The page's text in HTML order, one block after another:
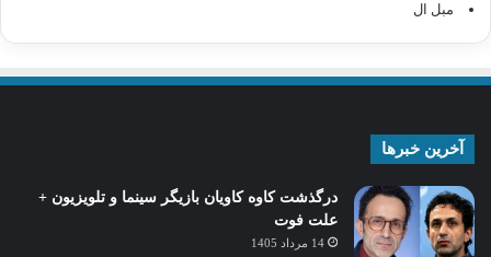
مبل ال
آخرین خبرها
درگذشت کاوه کاویان بازیگر سینما و تلویزیون +
علت فوت
14 مرداد 1405